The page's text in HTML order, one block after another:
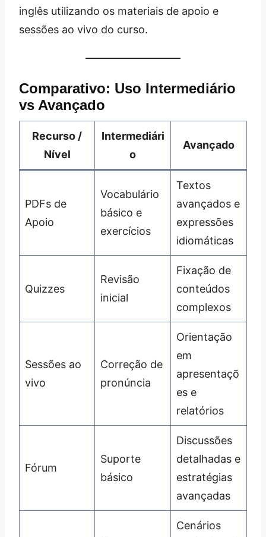
inglês utilizando os materiais de apoio e
sessões ao vivo do curso.
Comparativo: Uso Intermediário
vs Avançado
Recurso /
Nível
Intermediári
o
Avançado
PDFs de
Apoio
Vocabulário
básico e
exercícios
Textos
avançados e
expressões
idiomáticas
Quizzes
Revisão
inicial
Fixação de
conteúdos
complexos
Sessões ao
vivo
Correção de
pronúncia
Orientação
em
apresentaçõ
es e
relatórios
Fórum
Suporte
básico
Discussões
detalhadas e
estratégias
avançadas
Cenários